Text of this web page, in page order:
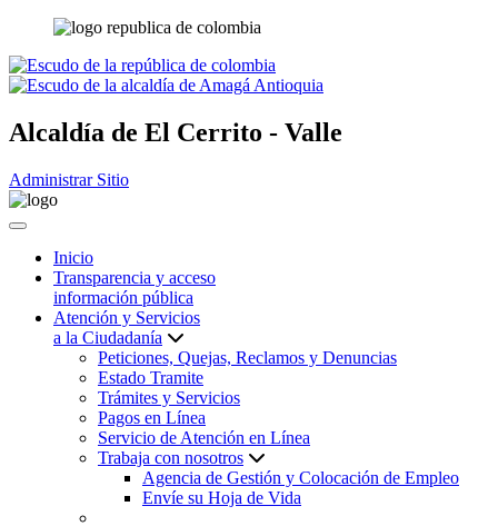
Alcaldía de El Cerrito - Valle
Administrar Sitio
Inicio
Transparencia y acceso
información pública
Atención y Servicios
a la Ciudadanía
Peticiones, Quejas, Reclamos y Denuncias
Estado Tramite
Trámites y Servicios
Pagos en Línea
Servicio de Atención en Línea
Trabaja con nosotros
Agencia de Gestión y Colocación de Empleo
Envíe su Hoja de Vida